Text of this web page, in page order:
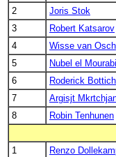
2
Joris Stok
3
Robert Katsarov
4
Wisse van Osch
5
Nubel el
6
Roderick
7
Argisjt
8
Robin Tenhunen
1
Renzo